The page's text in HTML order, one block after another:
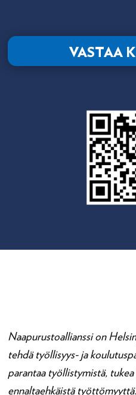
VASTAA
Naapurustoallianssi on
tehdä työllisyys- ja
parantaa työllistymistä,
ennaltaehkäistä työttömyyttä.